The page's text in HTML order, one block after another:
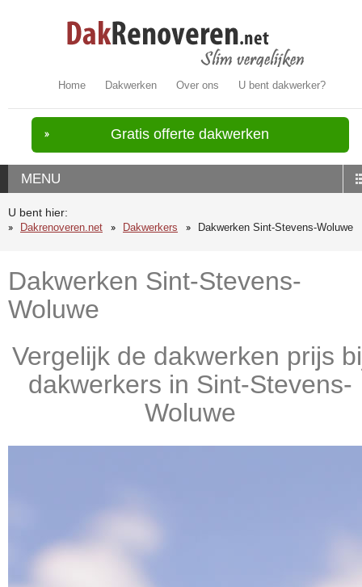
Home Dakwerken Over ons U bent dakwerker?
Gratis offerte dakwerken
MENU
U bent hier:
Dakrenoveren.net
Dakwerkers Dakwerken Sint-Stevens-Woluwe
Dakwerken Sint-Stevens-
Woluwe
Vergelijk de dakwerken prijs
dakwerkers in Sint-Stevens-
Woluwe